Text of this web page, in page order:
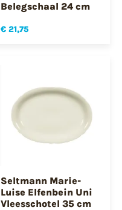
Belegschaal 24 cm
€ 21,75
Seltmann Marie-
Luise Elfenbein Uni
Vleesschotel 35 cm